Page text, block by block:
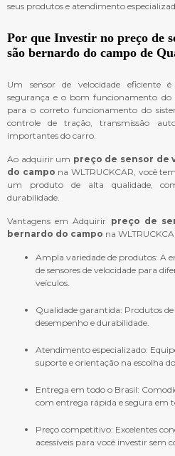
seus produtos e atendimento
Por que Investir no preço de
são bernardo do campo de
Um sensor de velocidade eficiente
segurança e o bom funcionamento do
para o correto funcionamento do
controle de tração, transmissão
importantes do carro.
Ao adquirir um preço de sensor de
do campo na WLTRUCKCAR, você
um produto de alta qualidade,
durabilidade.
Vantagens em Adquirir preço de
bernardo do campo na
Ampla variedade de produtos: A empresa oferece uma diversidade
de sensores de velocidade para
veículos.
Qualidade garantida: Produtos de primeira linha, com garantia de
desempenho e durabilidade.
Atendimento especializado: Equipe preparada para oferecer
suporte e orientação na escolha
Entrega em todo o Brasil: Comodidade e praticidade na compra,
com entrega rápida e segura em
Preço competitivo: Excelentes condições de pagamento e preços
acessíveis para você investir